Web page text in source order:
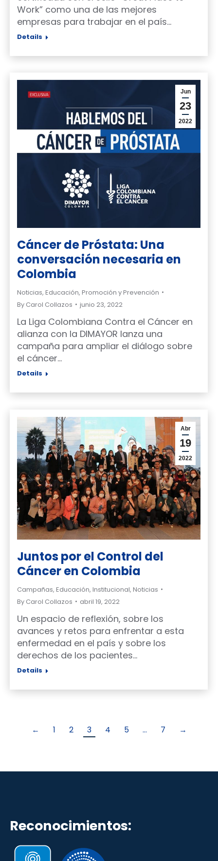
Work” como una de las mejores
empresas para trabajar en el país…
Details
Jun
23
2022
Cáncer de Próstata: Una
conversación necesaria en
Colombia
Noticias, Educación, Promoción y Prevención
By Carol Collazos junio 23, 2022
La Liga Colombiana Contra el Cáncer en
alianza con la DIMAYOR lanza una
campaña para ampliar el diálogo sobre
el cáncer…
Details
Abr
19
2022
Juntos por el Control del
Cáncer en Colombia
Campañas, Educación, Institucional, Noticias
By Carol Collazos abril 19, 2022
Un espacio de reflexión, sobre los
avances y retos para enfrentar a esta
enfermedad en el país y sobre los
derechos de los pacientes…
Details
← 1 2 3 4 5 … 7 →
Reconocimientos: